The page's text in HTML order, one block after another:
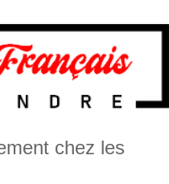
chez les